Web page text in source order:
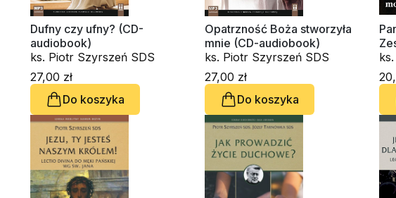
Dufny czy ufny? (CD-
audiobook)
ks. Piotr Szyrszeń SDS
27,00 zł
Do koszyka
Opatrzność Boża stworzyła
mnie (CD-audiobook)
ks. Piotr Szyrszeń SDS
27,00 zł
Do koszyka
nr